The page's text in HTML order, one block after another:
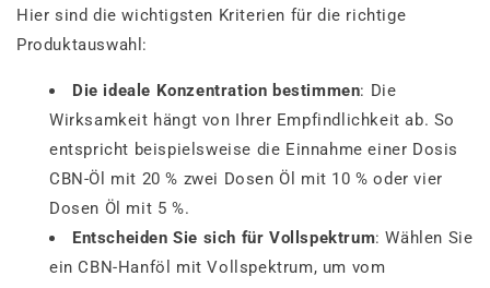
Hier sind die wichtigsten Kriterien für die richtige
Produktauswahl:
Die ideale Konzentration bestimmen: Die
Wirksamkeit hängt von Ihrer Empfindlichkeit ab. So
entspricht beispielsweise die Einnahme einer Dosis
CBN-Öl mit 20 % zwei Dosen Öl mit 10 % oder vier
Dosen Öl mit 5 %.
Entscheiden Sie sich für Vollspektrum: Wählen Sie
ein CBN-Hanföl mit Vollspektrum, um vom